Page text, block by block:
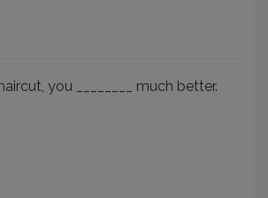
you ________ much better.